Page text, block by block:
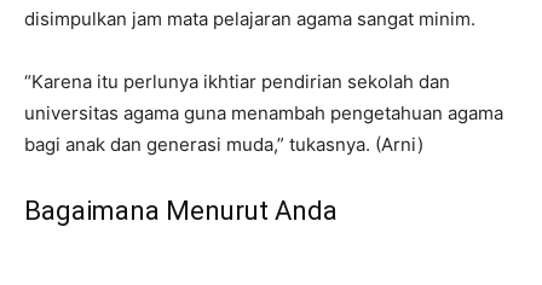
disimpulkan jam mata pelajaran agama sangat minim.
“Karena itu perlunya ikhtiar pendirian sekolah dan
universitas agama guna menambah pengetahuan agama
bagi anak dan generasi muda,” tukasnya. (Arni)
Bagaimana Menurut Anda